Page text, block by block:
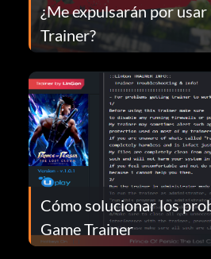
¿Me expulsarán por usar
Trainer?
Cómo solucionar los
Game Trainer